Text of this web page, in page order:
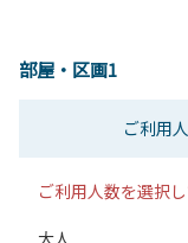
部屋・区画1
ご利用
ご利用人数を選択し
大人